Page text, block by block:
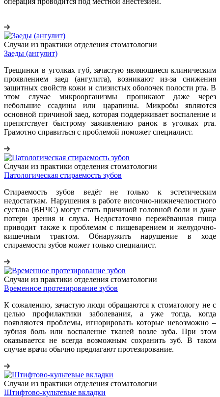
Случаи из практики отделения стоматологии
Заеды (ангулит)
Трещинки в уголках губ, зачастую являющиеся клиническим
проявлением заед (ангулита), возникают из-за снижения
защитных свойств кожи и слизистых оболочек полости рта. В
этом случае микроорганизмы проникают даже через
небольшие ссадины или царапины. Микробы являются
основной причиной заед, которая поддерживает воспаление и
препятствует быстрому заживлению ранок в уголках рта.
Грамотно справиться с проблемой поможет специалист.
Случаи из практики отделения стоматологии
Патологическая стираемость зубов
Стираемость зубов ведёт не только к эстетическим
недостаткам. Нарушения в работе височно-нижнечелюстного
сустава (ВНЧС) могут стать причиной головной боли и даже
потери зрения и слуха. Недостаточно пережёванная пища
приводит также к проблемам с пищеварением и желудочно-
кишечным трактом. Обнаружить нарушение в ходе
стираемости зубов может только специалист.
Случаи из практики отделения стоматологии
Временное протезирование зубов
К сожалению, зачастую люди обращаются к стоматологу не с
целью профилактики заболевания, а уже тогда, когда
появляются проблемы, игнорировать которые невозможно –
зубная боль или воспаление тканей возле зуба. При этом
оказывается не всегда возможным сохранить зуб. В таком
случае врачи обычно предлагают протезирование.
Случаи из практики отделения стоматологии
Штифтово-культевые вкладки